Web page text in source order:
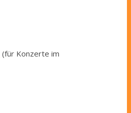
(für Konzerte im